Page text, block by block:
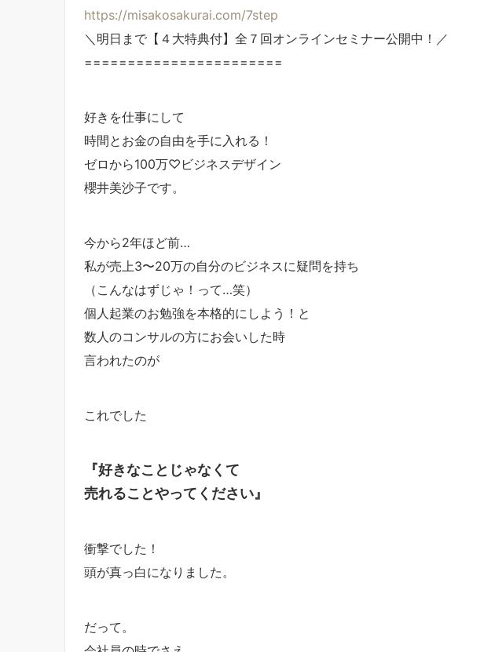
https://misakosakurai.com/7step
＼明日まで【４大特典付】全７回オンラインセミナー公開中！／
=======================
好きを仕事にして
時間とお金の自由を手に入れる！
ゼロから100万♡ビジネスデザイン
櫻井美沙子です。
今から2年ほど前…
私が売上3〜20万の自分のビジネスに疑問を持ち
（こんなはずじゃ！って…笑）
個人起業のお勉強を本格的にしよう！と
数人のコンサルの方にお会いした時
言われたのが
これでした
『好きなことじゃなくて
売れることやってください』
衝撃でした！
頭が真っ白になりました。
だって。